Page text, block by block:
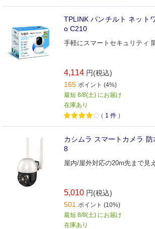
TPLINK パンチルト ネット
o C210
手軽にスマートセキュリティ
4,114 円(税込)
165 ポイント (4%)
最短 8/8(土) にお届け
在庫あり
（ 1 件 ）
カシムラ スマートカメラ
8
屋内/屋外対応の20m先まで見
5,010 円(税込)
501 ポイント (10%)
最短 8/8(土) にお届け
在庫あり